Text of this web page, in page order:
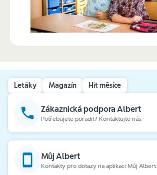
Letáky Magazín Hit měsíce
Zákaznická podpora Albert
Potřebujete poradit? Kontaktujte nás.
Můj Albert
Kontakty pro dotazy na aplikaci Můj Albert.